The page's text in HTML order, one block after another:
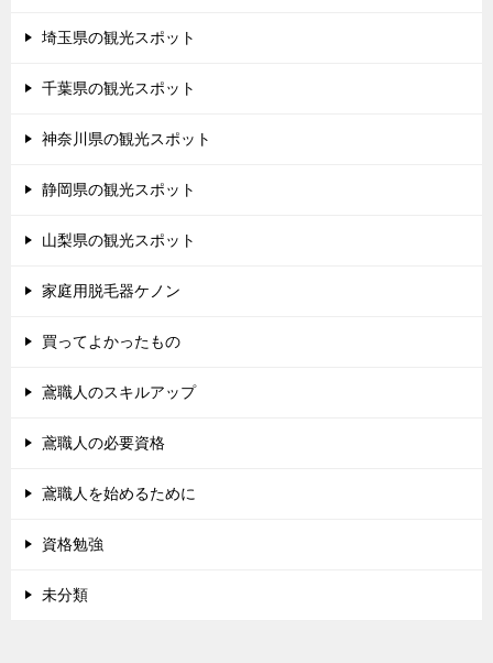
埼玉県の観光スポット
千葉県の観光スポット
神奈川県の観光スポット
静岡県の観光スポット
山梨県の観光スポット
家庭用脱毛器ケノン
買ってよかったもの
鳶職人のスキルアップ
鳶職人の必要資格
鳶職人を始めるために
資格勉強
未分類